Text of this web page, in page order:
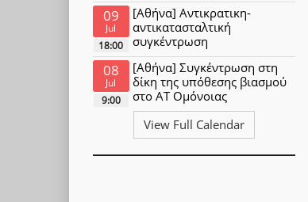
09
Jul
18:00
[Αθήνα] Αντικρατικη-
αντικατασταλτική
συγκέντρωση
08
Jul
9:00
[Αθήνα] Συγκέντρωση στη
δίκη της υπόθεσης βιασμού
στο ΑΤ Ομόνοιας
View Full Calendar